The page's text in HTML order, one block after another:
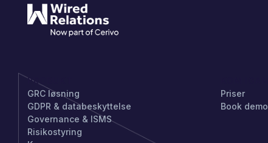
PRODUKT
GRC løsning
GDPR & databeskyttelse
Governance & ISMS
Risikostyring
Priser
Book demo